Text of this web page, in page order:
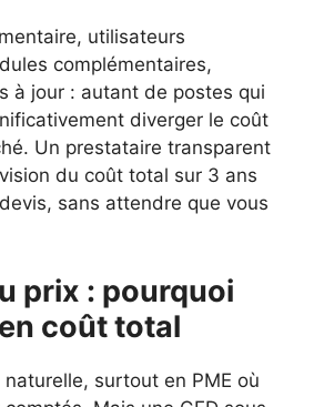
utilisateurs
complémentaires,
à jour : autant de postes qui
diverger le coût
Un prestataire transparent
du coût total sur 3 ans
sans attendre que vous
prix : pourquoi
coût total
naturelle, surtout en PME où